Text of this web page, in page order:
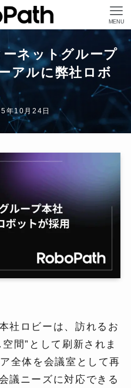
MENU
ネットグループ
アルに弊社ロボ
年10月24日
社ロビーは、訪れるお
間”として刷新されま
全体を会議室として再
議ニーズに対応できる